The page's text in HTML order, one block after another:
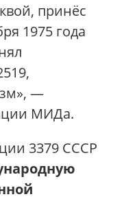
принёс
1975 года
—
МИДа.
3379 СССР